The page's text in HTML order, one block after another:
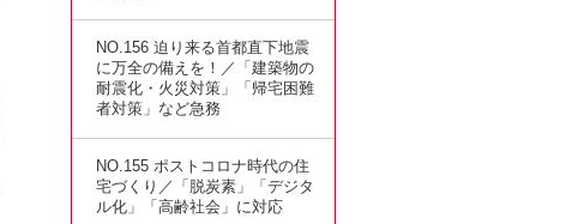
NO.156 迫り来る首都直下地震
に万全の備えを！／「建築物の
耐震化・火災対策」「帰宅困難
者対策」など急務
NO.155 ポストコロナ時代の住
宅づくり／「脱炭素」「デジタ
ル化」「高齢社会」に対応